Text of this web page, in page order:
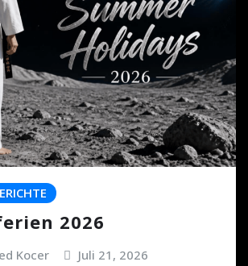
2026
Kocer Juli 21, 2026